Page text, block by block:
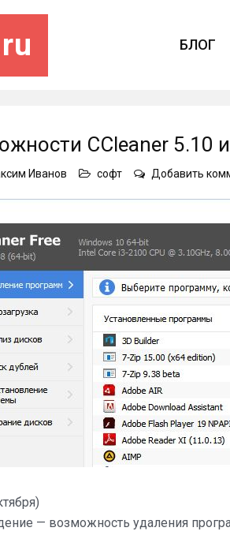
БЛОГ
CCleaner 5.10
Иванов софт Добавить
— возможность удаления